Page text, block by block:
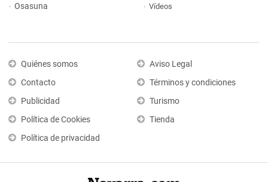
Osasuna
Vídeos
Quiénes somos
Contacto
Publicidad
Política de Cookies
Política de privacidad
Aviso Legal
Términos y condiciones
Turismo
Tienda